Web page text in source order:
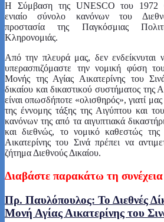
Η Σύμβαση της UNESCO του 1972
ενιαίο σύνολο κανόνων του
προστασία της Παγκόσμιας
Κληρονομιάς.
Από την πλευρά μας, δεν ενδείκνυται
υπερασπιζόμαστε την νομική φύση
Μονής της Αγίας Αικατερίνης του
δικαίου και δικαστικού συστήματος της
είναι οπωσδήποτε «ολισθηρός», γιατί
της έννομης τάξης της Αιγύπτου και
κανόνων της από τα αιγυπτιακά
και διεθνώς, το νομικό καθεστώς
Αικατερίνης του Σινά πρέπει να
ζήτημα Διεθνούς Δικαίου.
Διαβάστε παρακάτω τη
Πρ. Παυλόπουλος: Το Διεθνές
Μονή Αγίας Αικατερίνης του